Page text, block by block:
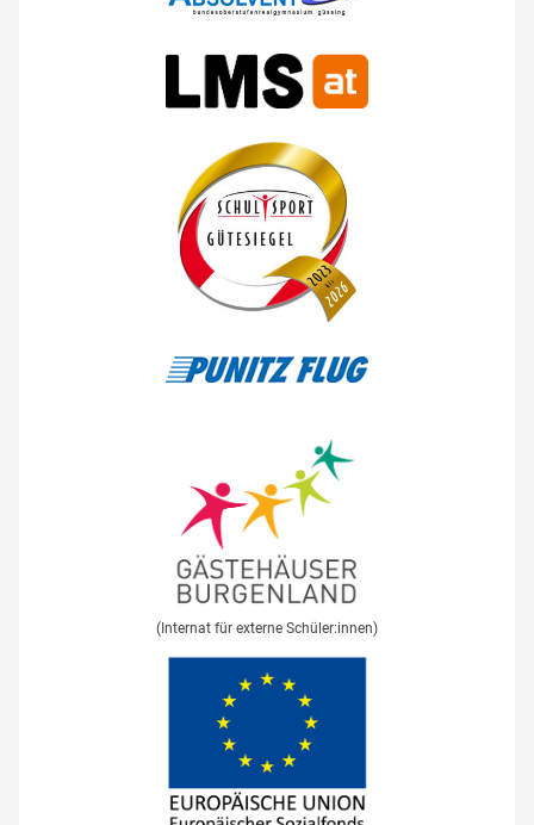
(Internat für externe Schüler:innen)